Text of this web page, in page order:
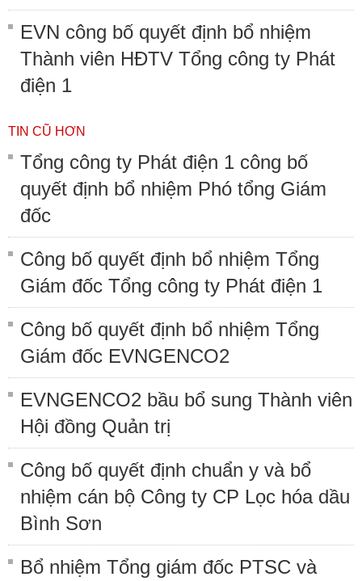
EVN công bố quyết định bổ nhiệm
Thành viên HĐTV Tổng công ty Phát
điện 1
TIN CŨ HƠN
Tổng công ty Phát điện 1 công bố
quyết định bổ nhiệm Phó tổng Giám
đốc
Công bố quyết định bổ nhiệm Tổng
Giám đốc Tổng công ty Phát điện 1
Công bố quyết định bổ nhiệm Tổng
Giám đốc EVNGENCO2
EVNGENCO2 bầu bổ sung Thành viên
Hội đồng Quản trị
Công bố quyết định chuẩn y và bổ
nhiệm cán bộ Công ty CP Lọc hóa dầu
Bình Sơn
Bổ nhiệm Tổng giám đốc PTSC và